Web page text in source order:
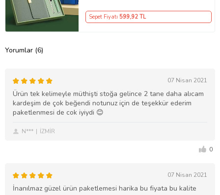
Sepet Fiyatı 599,92 TL
Yorumlar (6)
07 Nisan 2021
Ürün tek kelimeyle müthişti stoğa gelince 2 tane daha alıcam
kardeşim de çok beğendi notunuz için de teşekkür ederim
paketlenmesi de cok iyiydi 😊
N*** İZMİR
0
07 Nisan 2021
İnanılmaz güzel ürün paketlemesi harika bu fiyata bu kalite